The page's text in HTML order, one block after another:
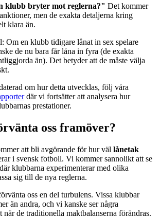
klubb bryter mot reglerna?" Det kommer
men de exakta detaljerna kring
klara än.
Om en klubb tidigare lånat in sex spelare
de nu bara får låna in fyra (de exakta
än). Det betyder att de måste välja
om hur detta utvecklas, följ våra
där vi fortsätter att analysera hur
prestationer.
oss framöver?
att bli avgörande för hur väl lånetak
i svensk fotboll. Vi kommer sannolikt att se
klubbarna experimenterar med olika
sig till de nya reglerna.
oss en del turbulens. Vissa klubbar
än andra, och vi kanske ser några
när de traditionella maktbalanserna förändras.